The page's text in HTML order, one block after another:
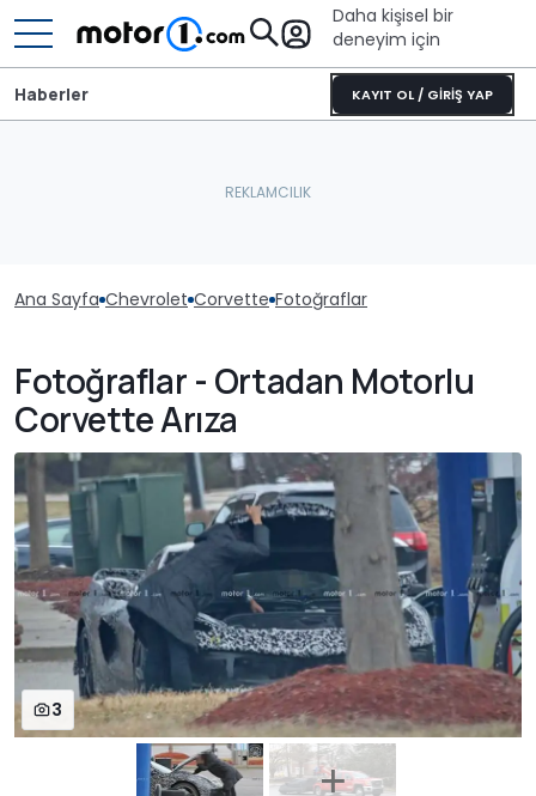
Daha kişisel bir
deneyim için
KAYIT OL / GİRİŞ YAP
Haberler
Ana Sayfa Chevrolet Corvette Fotoğraflar
Fotoğraflar - Ortadan Motorlu
Corvette Arıza
3